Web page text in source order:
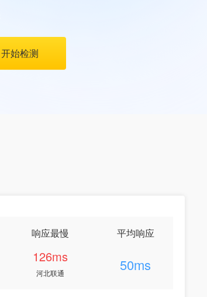
响应最慢
126ms
河北联通
平均响应
50ms